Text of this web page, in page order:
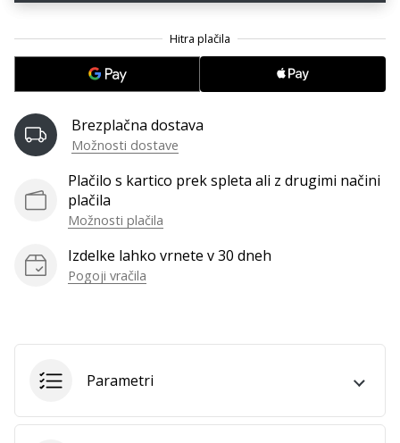
rokometne
znamke
Si
rokometni/a
navdušenec/ka,
kot
mi?
Pridruži
kot
Prikaži
članke
Brezplačna dostava
Možnosti dostave
Plačilo s kartico prek spleta ali z drugimi načini
plačila
Možnosti plačila
Izdelke lahko vrnete v 30 dneh
Pogoji vračila
Parametri